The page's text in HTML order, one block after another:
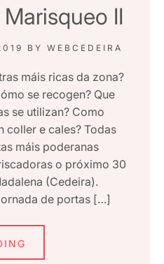
II
BY WEBCEDEIRA
máis ricas da zona?
se recogen? Que
se utilizan? Como
coller e cales? Todas
máis poderanas
o próximo 30
(Cedeira).
de portas […]